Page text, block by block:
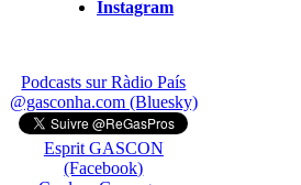
Instagram
Podcasts sur Ràdio País
@gasconha.com (Bluesky)
Esprit GASCON
(Facebook)